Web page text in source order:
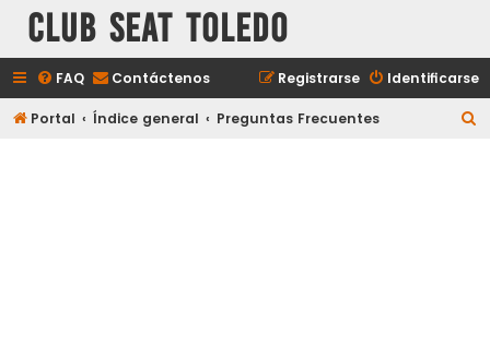
Club Seat Toledo
FAQ Contáctenos Identificarse
Registrarse
Portal Índice general Preguntas Frecuentes